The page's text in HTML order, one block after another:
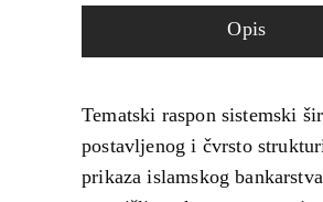
Opis
Tematski raspon sistemski
postavljenog i čvrsto
prikaza islamskog